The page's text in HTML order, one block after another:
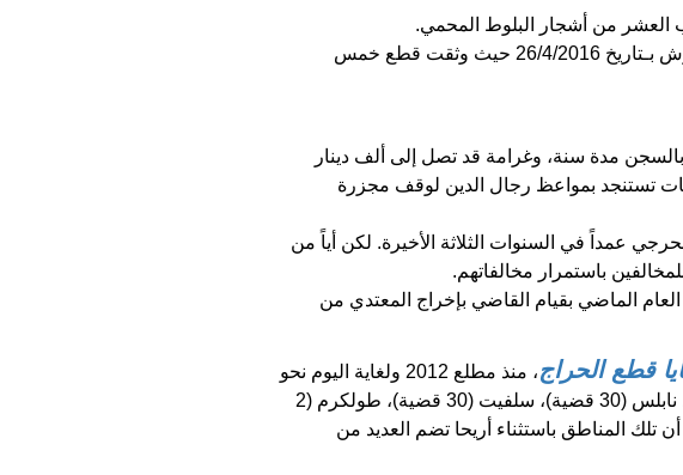
العشر من أشجار البلوط المحمي.
ولتأكيد استهداف الأحراش بشكل مستمر، قامت معدة التحقيق، بالعودة إلى ذات الحرش بـتاريخ 26/4/2016 حيث وثقت قطع خمس
مدة سنة، وغرامة قد تصل إلى ألف دينار
تستنجد بمواعظ رجال الدين لوقف مجزرة
عمداً في السنوات الثلاثة الأخيرة. لكن أياً من
باستمرار مخالفاتهم.
شجرة معمرة في منطقة رام الله يزيد عمرها عن 4 قرون في العام الماضي بقيام القاضي بإخراج المعتدي من
قطع الحراج
، منذ مطلع 2012 ولغاية اليوم نحو
194 قضية توزعت على النحو التالي: رام الله (88 قضية)، محافظة الخليل (44 قضية)، نابلس (30 قضية)، سلفيت (30 قضية)، طولكرم (2
المناطق باستثناء أريحا تضم العديد من